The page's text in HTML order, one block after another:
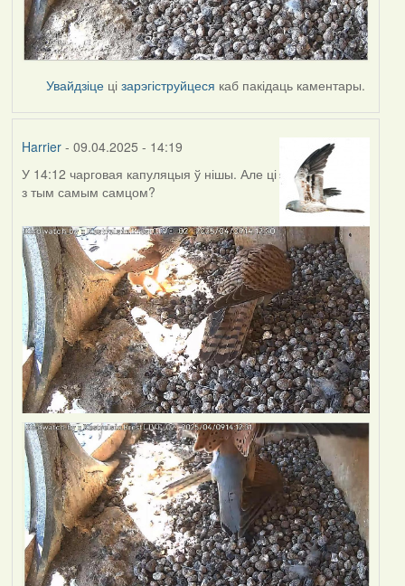
Увайдзіце цізарэгіструйцеся каб пакідаць каментары.
Harrier- 09.04.2025 - 14:19
У 14:12 чарговая капуляцыя ў нішы. Але ці
з тым самым самцом?